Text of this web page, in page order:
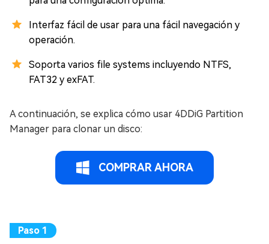
Interfaz fácil de usar para una fácil navegación y
operación.
Soporta varios file systems incluyendo NTFS,
FAT32 y exFAT.
A continuación, se explica cómo usar 4DDiG Partition
Manager para clonar un disco:
COMPRAR AHORA